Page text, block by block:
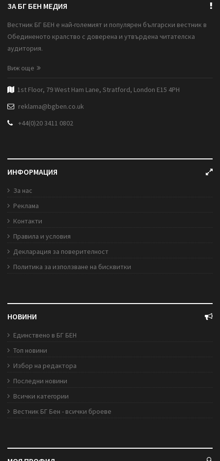
ЗА БГ БЕН МЕДИЯ
Вестник БГ БЕН е най-големият и популярен български вестник в
Обединеното кралство с доверена и утвърдена читателска
аудитория.
Виж още
1st Floor, 79 West Ham Lane, Stratford, London E15 4PH
reklama@bgben.co.uk
+44(0)20 3411 0802
ИНФОРМАЦИЯ
За нас
Реклама
Контакти
Правила и условия
Декларация за поверителност
Политика за използване на бисквитки
НОВИНИ
Единствено в БГ БЕН
Топ новини
Избор на редактора
Последни новини
Всички категории
Вестник БГ Бен - всички броеве